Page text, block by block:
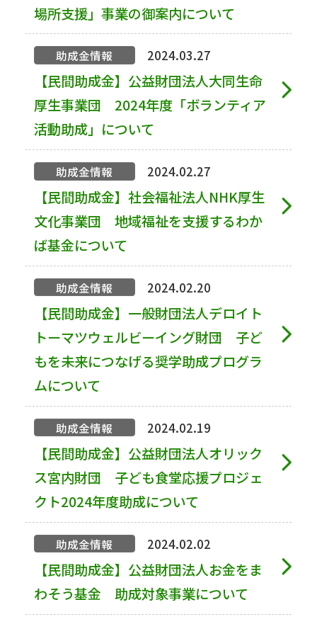
場所支援」事業の御案内について
助成金情報 2024.03.27
【民間助成金】公益財団法人大同生命
厚生事業団 2024年度「ボランティア
活動助成」について
助成金情報 2024.02.27
【民間助成金】社会福祉法人NHK厚生
文化事業団 地域福祉を支援するわか
ば基金について
助成金情報 2024.02.20
【民間助成金】一般財団法人デロイト
トーマツウェルビーイング財団 子ど
もを未来につなげる奨学助成プログラ
ムについて
助成金情報 2024.02.19
【民間助成金】公益財団法人オリック
ス宮内財団 子ども食堂応援プロジェ
クト2024年度助成について
助成金情報 2024.02.02
【民間助成金】公益財団法人お金をま
わそう基金 助成対象事業について